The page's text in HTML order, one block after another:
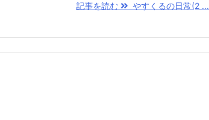
記事を読む
やすくるの日常(2 ...